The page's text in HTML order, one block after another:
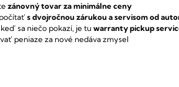
zánovný tovar za minimálne ceny
s dvojročnou zárukou a servisom od
keď sa niečo pokazí, je tu warranty pickup
peniaze za nové nedáva zmysel